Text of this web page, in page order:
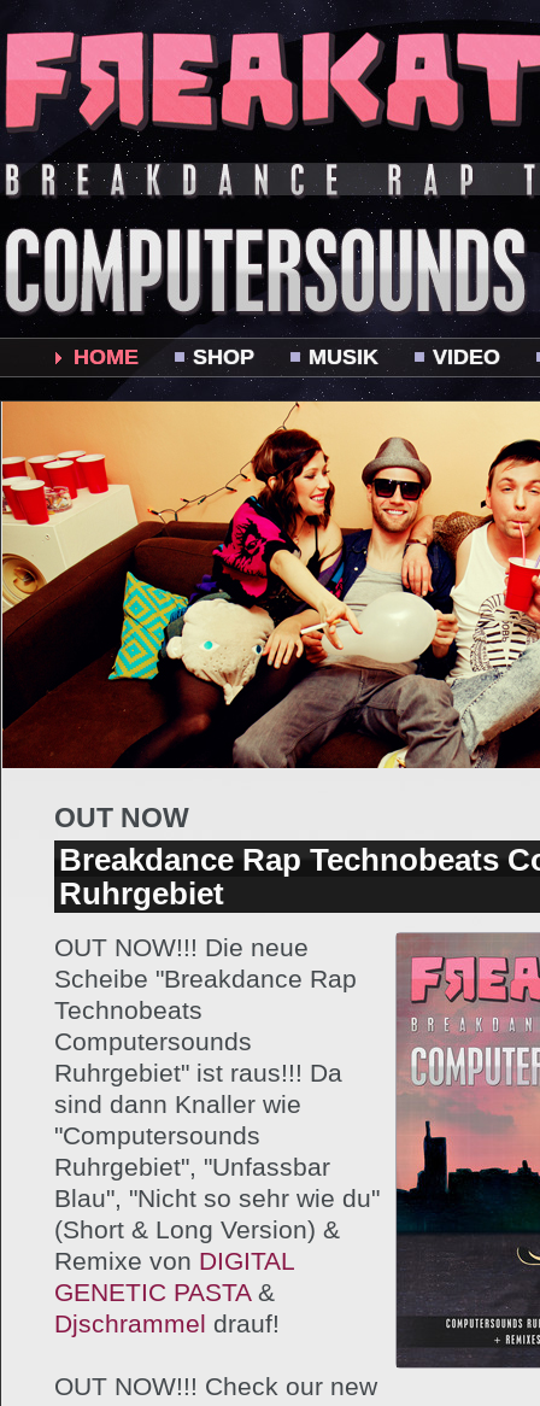
HOME SHOP MUSIK VIDEO
OUT NOW
Breakdance Rap Technobeats
Ruhrgebiet
OUT NOW!!! Die neue
Scheibe "Breakdance Rap
Technobeats
Computersounds
Ruhrgebiet" ist raus!!! Da
sind dann Knaller wie
"Computersounds
Ruhrgebiet", "Unfassbar
Blau", "Nicht so sehr wie du"
(Short & Long Version) &
Remixe von DIGITAL
GENETIC PASTA&
Djschrammel drauf!
OUT NOW!!! Check our new